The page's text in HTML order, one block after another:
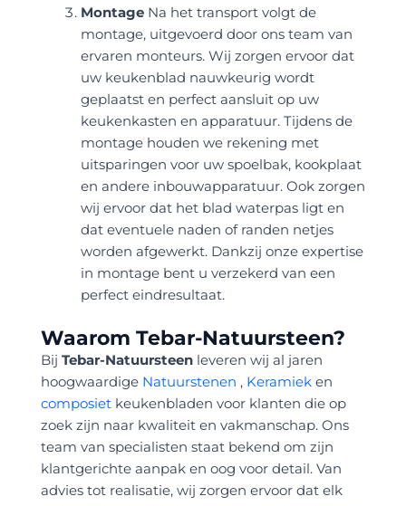
MontageNa het transport volgt de
montage, uitgevoerd door ons team van
ervaren monteurs. Wij zorgen ervoor dat
uw keukenblad nauwkeurig wordt
geplaatst en perfect aansluit op uw
keukenkasten en apparatuur. Tijdens de
montage houden we rekening met
uitsparingen voor uw spoelbak, kookplaat
en andere inbouwapparatuur. Ook zorgen
wij ervoor dat het blad waterpas ligt en
dat eventuele naden of randen netjes
worden afgewerkt. Dankzij onze expertise
in montage bent u verzekerd van een
perfect eindresultaat.
Waarom Tebar-Natuursteen?
Bij Tebar-Natuursteen leveren wij al jaren
hoogwaardige Natuurstenen , Keramiek en
composiet keukenbladen voor klanten die op
zoek zijn naar kwaliteit en vakmanschap. Ons
team van specialisten staat bekend om zijn
klantgerichte aanpak en oog voor detail. Van
advies tot realisatie, wij zorgen ervoor dat elk